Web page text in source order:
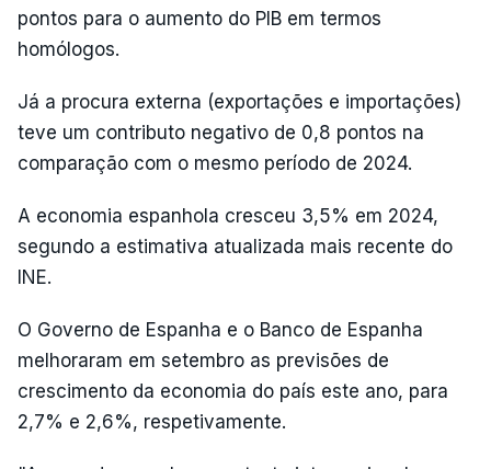
pontos para o aumento do PIB em termos
homólogos.
Já a procura externa (exportações e importações)
teve um contributo negativo de 0,8 pontos na
comparação com o mesmo período de 2024.
A economia espanhola cresceu 3,5% em 2024,
segundo a estimativa atualizada mais recente do
INE.
O Governo de Espanha e o Banco de Espanha
melhoraram em setembro as previsões de
crescimento da economia do país este ano, para
2,7% e 2,6%, respetivamente.